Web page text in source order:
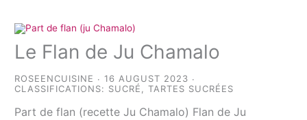
Le Flan de Ju Chamalo
ROSEENCUISINE
16 AUGUST 2023
CLASSIFICATIONS: SUCRÉ,TARTES SUCRÉES
Part de flan (recette Ju Chamalo) Flan de Ju